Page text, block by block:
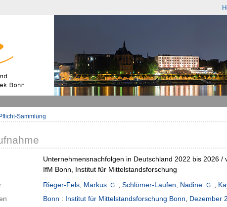
Sammlung
Unternehmensnachfolgen in Deutschland 2022 bis 2026
IfM Bonn, Institut für Mittelstandsforschung
Rieger-Fels, Markus ; Schlömer-Laufen, Nadine ;
Bonn : Institut für Mittelstandsforschung Bonn, Dezember